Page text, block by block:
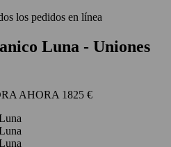
los pedidos en línea
Luna - Uniones
1825 €